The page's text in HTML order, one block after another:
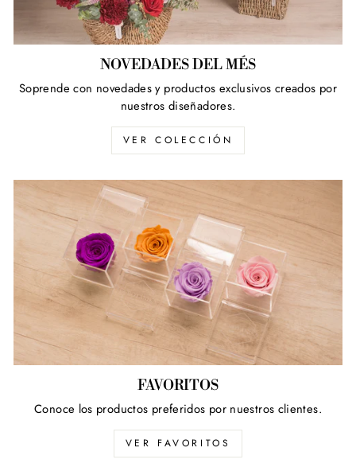
NOVEDADES DEL MÉS
Soprende con novedades y productos exclusivos creados por
nuestros diseñadores.
VER COLECCIÓN
FAVORITOS
Conoce los productos preferidos por nuestros clientes.
VER FAVORITOS